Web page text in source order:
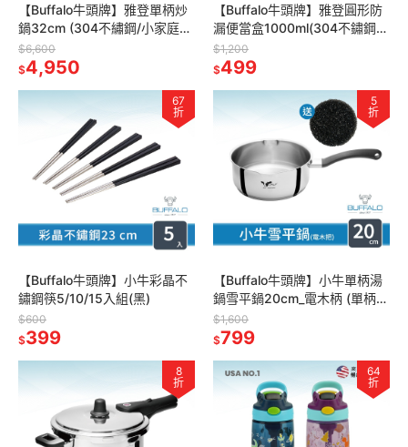
【Buffalo牛頭牌】雅登單柄炒
鍋32cm (304不繡鋼/小家庭適
用/SGS檢驗/耐刮耐用/中華炒
鍋)
$6,600
$4,950
【Buffalo牛頭牌】雅登圓形防
漏便當盒1000ml(304不鏽鋼/
防漏/保鮮盒/密封盒/IH.電磁爐.
電鍋可)
$1,200
$499
67
折
【Buffalo牛頭牌】小牛彩晶不
鏽鋼筷5/10/15入組(黑)
$600
$399
5
折
【Buffalo牛頭牌】小牛單柄湯
鍋雪平鍋20cm_電木柄 (單柄湯
鍋/不挑爐/304不鏽鋼/防燙把
手)
$1,600
$799
8
折
64
折